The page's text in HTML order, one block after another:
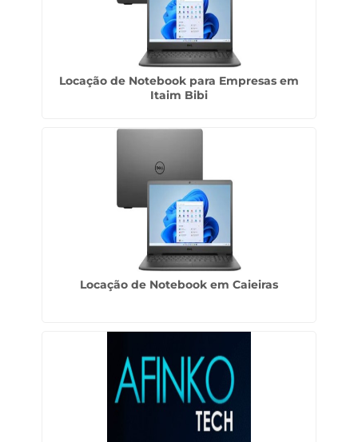
Locação de Notebook para Empresas em
Itaim Bibi
Locação de Notebook em Caieiras